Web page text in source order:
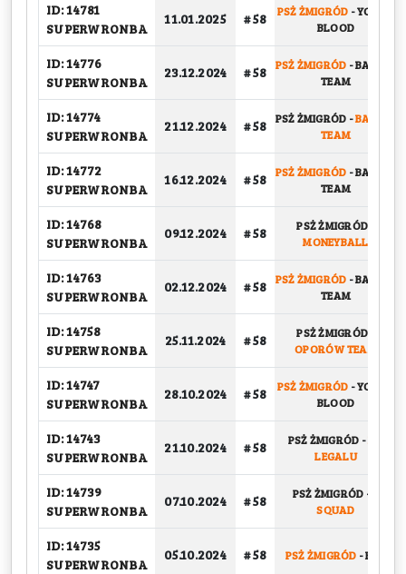
ID: 14781
SUPERWRONBA
11.01.2025 # 58 PSŻ ŻMIGRÓD -YOUNG
BLOOD
ID: 14776
SUPERWRONBA
23.12.2024 # 58 PSŻ ŻMIGRÓD -BASKET
TEAM
ID: 14774
SUPERWRONBA
21.12.2024 # 58 PSŻ ŻMIGRÓD -BASKET
TEAM
ID: 14772
SUPERWRONBA
16.12.2024 # 58 PSŻ ŻMIGRÓD -BASKET
TEAM
ID: 14768
SUPERWRONBA
09.12.2024 # 58 PSŻ ŻMIGRÓD
MONEYBALL
ID: 14763
SUPERWRONBA
02.12.2024 # 58 PSŻ ŻMIGRÓD -BASKET
TEAM
ID: 14758
SUPERWRONBA
25.11.2024 # 58 PSŻ ŻMIGRÓD
OPORÓW TEAM
ID: 14747
SUPERWRONBA
28.10.2024 # 58 PSŻ ŻMIGRÓD -YOUNG
BLOOD
ID: 14743
SUPERWRONBA
21.10.2024 # 58 PSŻ ŻMIGRÓD -
LEGALU
ID: 14739
SUPERWRONBA
07.10.2024 # 58 PSŻ ŻMIGRÓD -
SQUAD
ID: 14735
SUPERWRONBA
05.10.2024 # 58 PSŻ ŻMIGRÓD -BBC